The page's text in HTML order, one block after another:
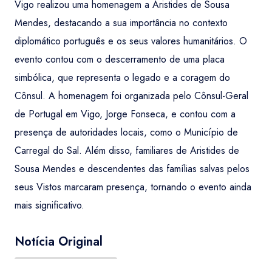
Vigo realizou uma homenagem a Aristides de Sousa
Mendes, destacando a sua importância no contexto
diplomático português e os seus valores humanitários. O
evento contou com o descerramento de uma placa
simbólica, que representa o legado e a coragem do
Cônsul. A homenagem foi organizada pelo Cônsul-Geral
de Portugal em Vigo, Jorge Fonseca, e contou com a
presença de autoridades locais, como o Município de
Carregal do Sal. Além disso, familiares de Aristides de
Sousa Mendes e descendentes das famílias salvas pelos
seus Vistos marcaram presença, tornando o evento ainda
mais significativo.
Notícia Original